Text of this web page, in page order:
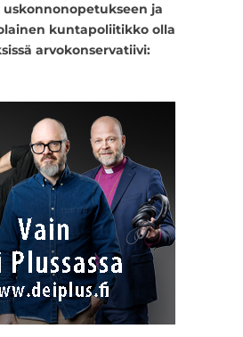
ja
kuntapoliitikko olla
arvokonservatiivi: